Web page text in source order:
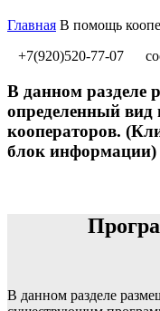
Главная В помощь
+7(920)520-77-07
В данном разделе
определенный
кооператоров.
блок информации)
В данном разделе